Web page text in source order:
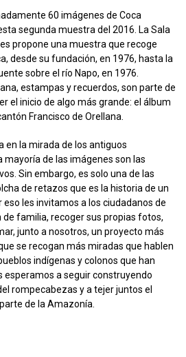
60 imágenes de Coca
segunda muestra del 2016. La Sala
propone una muestra que recoge
desde su fundación, en 1976, hasta la
sobre el río Napo, en 1976.
estampas y recuerdos, son parte de
el inicio de algo más grande: el álbum
Francisco de Orellana.
en la mirada de los antiguos
mayoría de las imágenes son las
Sin embargo, es solo una de las
de retazos que es la historia de un
eso les invitamos a los ciudadanos de
familia, recoger sus propias fotos,
junto a nosotros, un proyecto más
se recogan más miradas que hablen
indígenas y colonos que han
esperamos a seguir construyendo
rompecabezas y a tejer juntos el
de la Amazonía.